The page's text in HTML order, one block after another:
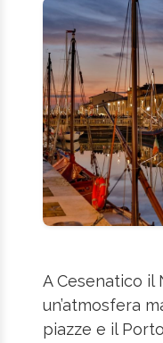
A Cesenatico il
un’atmosfera
piazze e il